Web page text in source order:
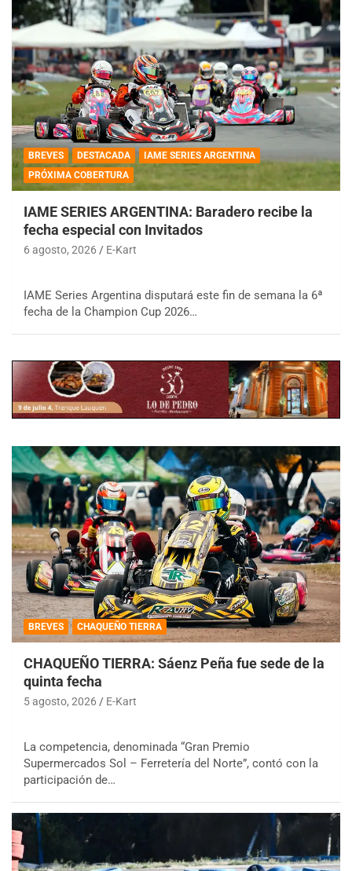
BREVES DESTACADA
IAME SERIES ARGENTINA
PRÓXIMA COBERTURA
IAME SERIES ARGENTINA: Baradero recibe la
fecha especial con Invitados
6 agosto, 2026 E-Kart
IAME Series Argentina disputará este fin de semana la 6ª
fecha de la Champion Cup 2026…
BREVES CHAQUEÑO TIERRA
CHAQUEÑO TIERRA: Sáenz Peña fue sede de la
quinta fecha
5 agosto, 2026 E-Kart
La competencia, denominada “Gran Premio
Supermercados Sol – Ferretería del Norte”, contó con la
participación de…